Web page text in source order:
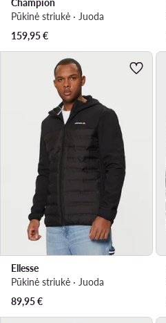
Champion
Pūkinė striukė · Juoda
159,95€
Ellesse
Pūkinė striukė · Juoda
89,95€